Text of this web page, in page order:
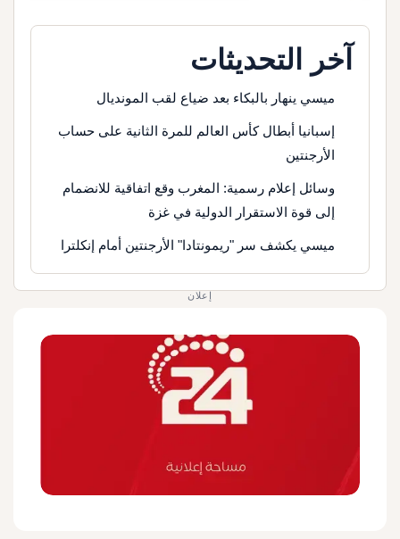
آخر التحديثات
ميسي ينهار بالبكاء بعد ضياع لقب المونديال
إسبانيا أبطال كأس العالم للمرة الثانية على حساب
الأرجنتين
وسائل إعلام رسمية: المغرب وقع اتفاقية للانضمام
إلى قوة الاستقرار الدولية في غزة
ميسي يكشف سر "ريمونتادا" الأرجنتين أمام إنكلترا
إعلان